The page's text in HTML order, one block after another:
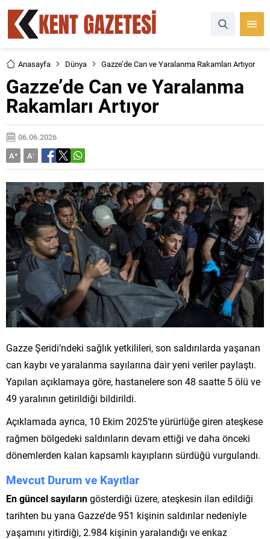
Anasayfa Dünya Gazze’de Can ve Yaralanma Rakamları Artıyor
Gazze’de Can ve Yaralanma
Rakamları Artıyor
06.06.2026
A+ A-
Gazze Şeridi’ndeki sağlık yetkilileri, son saldırılarda yaşanan
can kaybı ve yaralanma sayılarına dair yeni veriler paylaştı.
Yapılan açıklamaya göre, hastanelere son 48 saatte 5 ölü ve
49 yaralının getirildiği bildirildi.
Açıklamada ayrıca, 10 Ekim 2025’te yürürlüğe giren ateşkese
rağmen bölgedeki saldırıların devam ettiği ve daha önceki
dönemlerden kalan kapsamlı kayıpların sürdüğü vurgulandı.
Mevcut Durum ve Kayıtlar
En güncel sayılarıngösterdiği üzere, ateşkesin ilan edildiği
tarihten bu yana Gazze’de 951 kişinin saldırılar nedeniyle
yaşamını yitirdiği, 2.984 kişinin yaralandığı ve enkaz